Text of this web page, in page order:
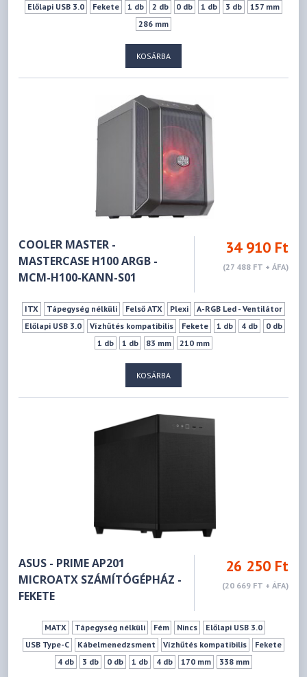
Előlapi USB 3.0
Fekete 1 db 2 db 0 db 1 db 3 db
157 mm
286 mm
KOSÁRBA
COOLER MASTER -
MASTERCASE H100 ARGB -
MCM-H100-KANN-S01
34 910 Ft
(27 488 FT + ÁFA)
ITX Tápegység nélküli Felső ATX Plexi
A-RGB Led - Ventilátor
Előlapi USB 3.0
Vízhűtés kompatibilis Fekete 1 db 4 db
0 db
1 db
1 db 83 mm 210 mm
KOSÁRBA
ASUS - PRIME AP201
MICROATX SZÁMÍTÓGÉPHÁZ -
FEKETE
26 250 Ft
(20 669 FT + ÁFA)
MATX Tápegység nélküli Fém Nincs
Előlapi USB 3.0
USB Type-C
Kábelmenedzsment Vízhűtés kompatibilis
Fekete
4 db
3 db 0 db 1 db 4 db 170 mm 338 mm